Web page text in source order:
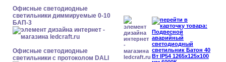
Офисные светодиодные
светильники диммируемые 0-10
БАП-3
Офисные светодиодные
светильники с протоколом DALI